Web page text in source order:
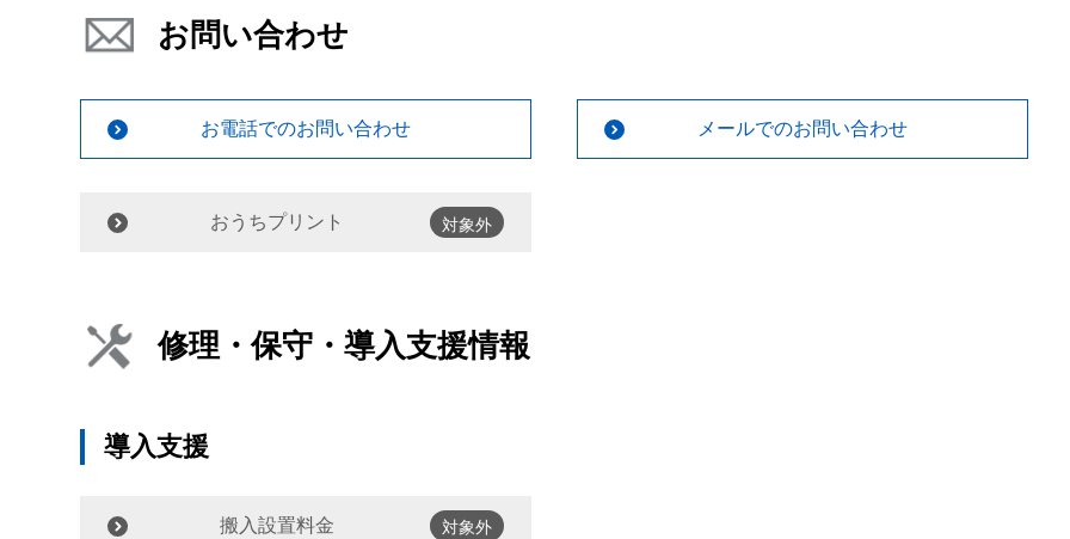
お問い合わせ
お電話でのお問い合わせ メールでのお問い合わせ
おうちプリント 対象外
修理・保守・導入支援情報
導入支援
搬入設置料金 対象外